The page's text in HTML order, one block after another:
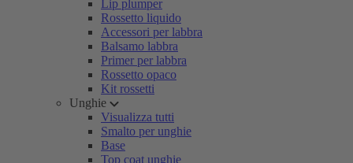
Lip plumper
Rossetto liquido
Accessori per labbra
Balsamo labbra
Primer per labbra
Rossetto opaco
Kit rossetti
Unghie
Visualizza tutti
Smalto per unghie
Base
Top coat unghie